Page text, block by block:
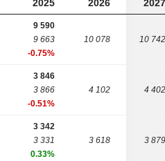
2025 2026 2027
9 590
9 663
-0.75%
10 078 10 742
3 846
3 866
-0.51%
4 102 4 402
3 342
3 331
0.33%
3 618 3 879